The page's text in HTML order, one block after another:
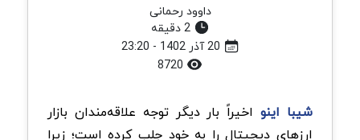
داوود رحمانی
2 دقیقه
شیبا اینواخیراً بار دیگر توجه علاقه‌مندان بازار
ارزهای دیجیتال را به خود جلب کرده است؛ زیرا